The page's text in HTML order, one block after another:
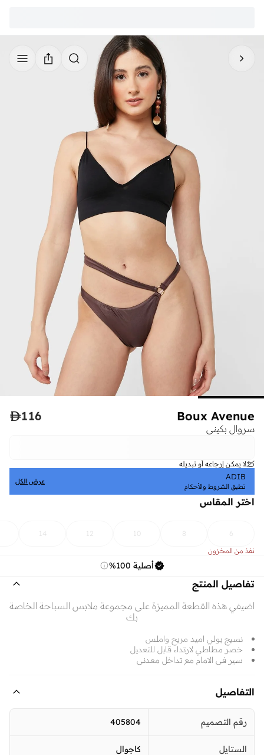
Boux Avenue
سروال بكيني
116
لا يمكن إرجاعه أو تبديله
ADIB
تطبق الشروط والأحكام
عرض الكل
اختر المقاس
6
8
10
12
14
نفذ من المخزون
أصلية 100%
تفاصيل المنتج
اضيفي هذه القطعة المميزة على مجموعة ملابس السباحة الخاصة
بك
نسيج بولي اميد مريح واملس
خصر مطاطي لارتداء قابل للتعديل
سير في الامام مع تداخل معدني
التفاصيل
رقم التصميم 405804
الستايل كاجوال